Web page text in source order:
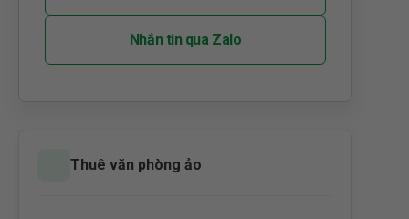
Nhắn tin qua Zalo
Thuê văn phòng ảo